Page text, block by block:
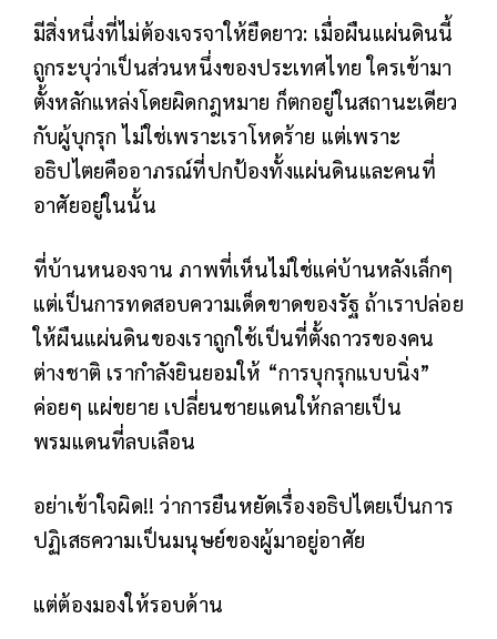
มีสิ่งหนึ่งที่ไม่ต้องเจรจาให้ยืดยาว: เมื่อผืนแผ่นดินนี้
ถูกระบุว่าเป็นส่วนหนึ่งของประเทศไทย ใครเข้ามา
ตั้งหลักแหล่งโดยผิดกฎหมาย ก็ตกอยู่ในสถานะเดียว
กับผู้บุกรุก ไม่ใช่เพราะเราโหดร้าย แต่เพราะ
อธิปไตยคืออาภรณ์ที่ปกป้องทั้งแผ่นดินและคนที่
อาศัยอยู่ในนั้น
ที่บ้านหนองจาน ภาพที่เห็นไม่ใช่แค่บ้านหลังเล็กๆ
แต่เป็นการทดสอบความเด็ดขาดของรัฐ ถ้าเราปล่อย
ให้ผืนแผ่นดินของเราถูกใช้เป็นที่ตั้งถาวรของคน
ต่างชาติ เรากำลังยินยอมให้ “การบุกรุกแบบนิ่ง”
ค่อยๆ แผ่ขยาย เปลี่ยนชายแดนให้กลายเป็น
พรมแดนที่ลบเลือน
อย่าเข้าใจผิด!! ว่าการยืนหยัดเรื่องอธิปไตยเป็นการ
ปฏิเสธความเป็นมนุษย์ของผู้มาอยู่อาศัย
แต่ต้องมองให้รอบด้าน